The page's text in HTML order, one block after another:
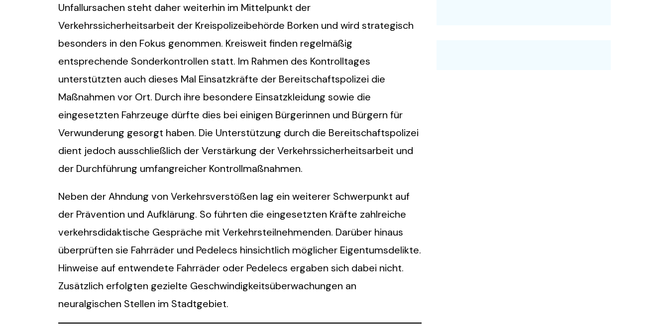
Unfallursachen steht daher weiterhin im Mittelpunkt der
Verkehrssicherheitsarbeit der Kreispolizeibehörde Borken und wird strategisch
besonders in den Fokus genommen. Kreisweit finden regelmäßig
entsprechende Sonderkontrollen statt. Im Rahmen des Kontrolltages
unterstützten auch dieses Mal Einsatzkräfte der Bereitschaftspolizei die
Maßnahmen vor Ort. Durch ihre besondere Einsatzkleidung sowie die
eingesetzten Fahrzeuge dürfte dies bei einigen Bürgerinnen und Bürgern für
Verwunderung gesorgt haben. Die Unterstützung durch die Bereitschaftspolizei
dient jedoch ausschließlich der Verstärkung der Verkehrssicherheitsarbeit und
der Durchführung umfangreicher Kontrollmaßnahmen.
Neben der Ahndung von Verkehrsverstößen lag ein weiterer Schwerpunkt auf
der Prävention und Aufklärung. So führten die eingesetzten Kräfte zahlreiche
verkehrsdidaktische Gespräche mit Verkehrsteilnehmenden. Darüber hinaus
überprüften sie Fahrräder und Pedelecs hinsichtlich möglicher Eigentumsdelikte.
Hinweise auf entwendete Fahrräder oder Pedelecs ergaben sich dabei nicht.
Zusätzlich erfolgten gezielte Geschwindigkeitsüberwachungen an
neuralgischen Stellen im Stadtgebiet.